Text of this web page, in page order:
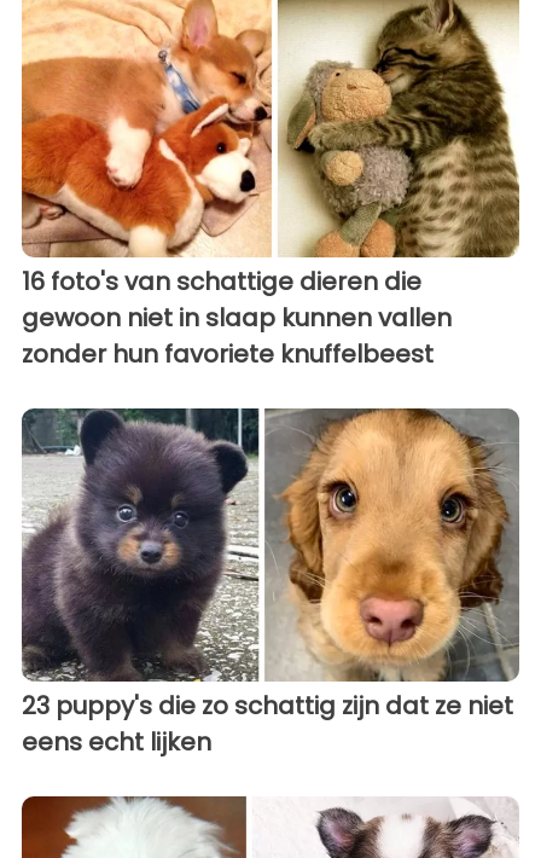
16 foto's van schattige dieren die
gewoon niet in slaap kunnen vallen
zonder hun favoriete knuffelbeest
23 puppy's die zo schattig zijn dat ze niet
eens echt lijken